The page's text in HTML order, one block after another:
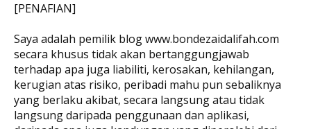
[PENAFIAN]
Saya adalah pemilik blog www.bondezaidalifah.com
secara khusus tidak akan bertanggungjawab
terhadap apa juga liabiliti, kerosakan, kehilangan,
kerugian atas risiko, peribadi mahu pun sebaliknya
yang berlaku akibat, secara langsung atau tidak
langsung daripada penggunaan dan aplikasi,